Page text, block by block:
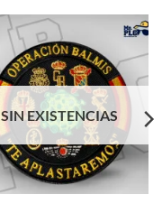
SIN EXISTENCIAS